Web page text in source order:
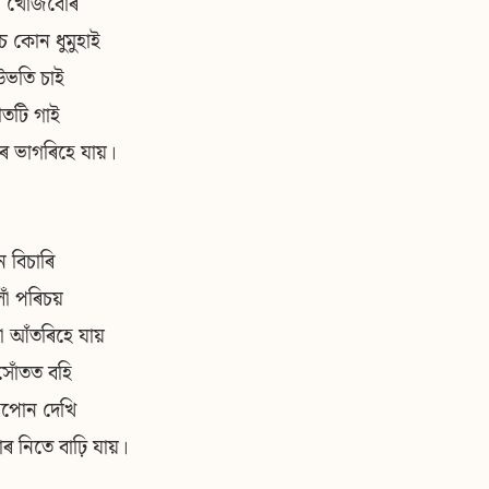
কোন ধুমুহাই
চাই
গাই
ভাগৰিহে যায়।
পৰিচয়
আঁতৰিহে যায়
বহি
দেখি
বাঢ়ি যায়।